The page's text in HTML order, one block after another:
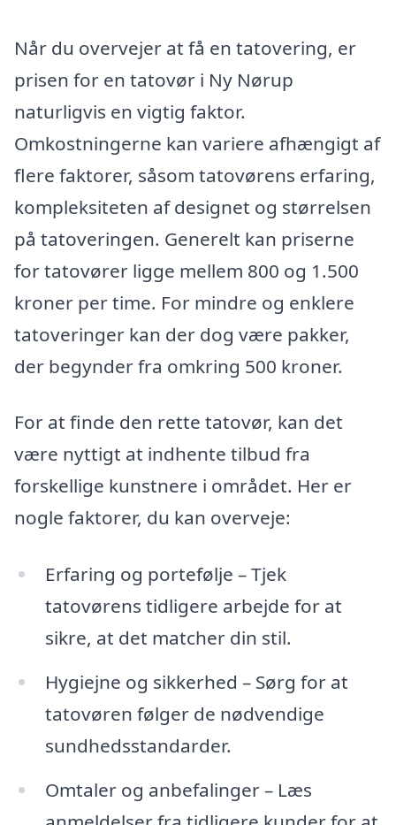
Når du overvejer at få en tatovering, er
prisen for en tatovør i Ny Nørup
naturligvis en vigtig faktor.
Omkostningerne kan variere afhængigt af
flere faktorer, såsom tatovørens erfaring,
kompleksiteten af designet og størrelsen
på tatoveringen. Generelt kan priserne
for tatovører ligge mellem 800 og 1.500
kroner per time. For mindre og enklere
tatoveringer kan der dog være pakker,
der begynder fra omkring 500 kroner.
For at finde den rette tatovør, kan det
være nyttigt at indhente tilbud fra
forskellige kunstnere i området. Her er
nogle faktorer, du kan overveje:
Erfaring og portefølje – Tjek
tatovørens tidligere arbejde for at
sikre, at det matcher din stil.
Hygiejne og sikkerhed – Sørg for at
tatovøren følger de nødvendige
sundhedsstandarder.
Omtaler og anbefalinger – Læs